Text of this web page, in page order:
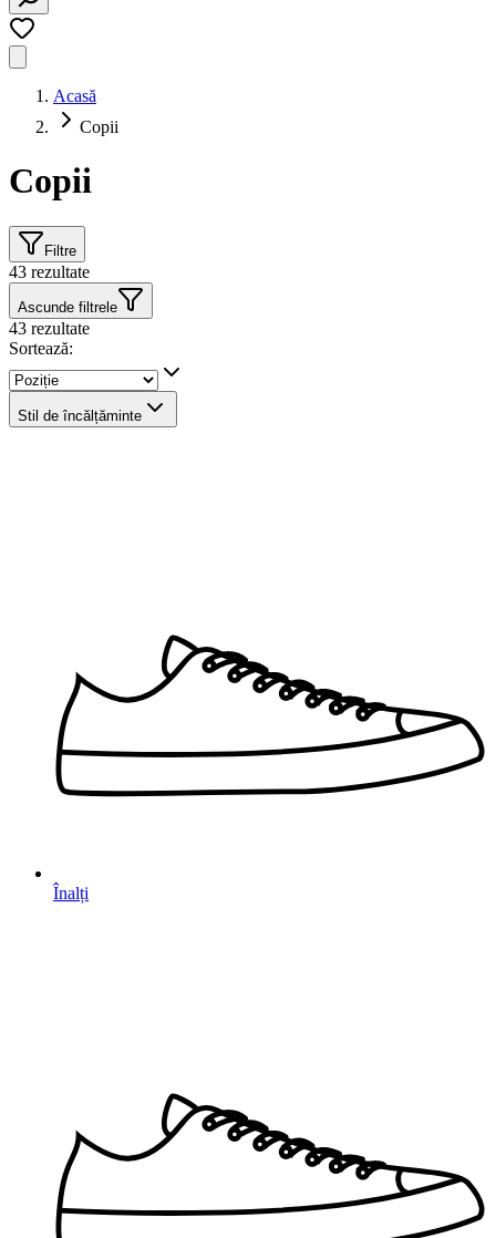
Acasă
Copii
Copii
Filtre
43 rezultate
Ascunde filtrele
43 rezultate
Sortează:
Stil de încălțăminte
Înalți